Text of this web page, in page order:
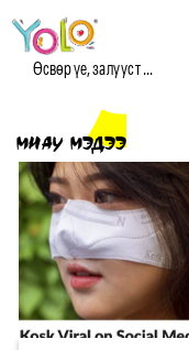
Өсвөр үе, залууст ...
МИАУ МЭДЭЭ